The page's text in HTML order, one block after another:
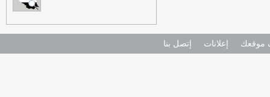
موقعك إعلانات إتصل بنا